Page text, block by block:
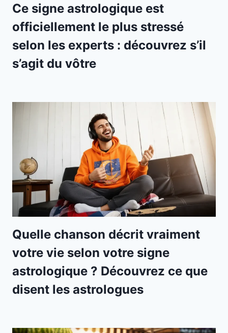
Ce signe astrologique est
officiellement le plus stressé
selon les experts : découvrez s’il
s’agit du vôtre
Quelle chanson décrit vraiment
votre vie selon votre signe
astrologique ? Découvrez ce que
disent les astrologues